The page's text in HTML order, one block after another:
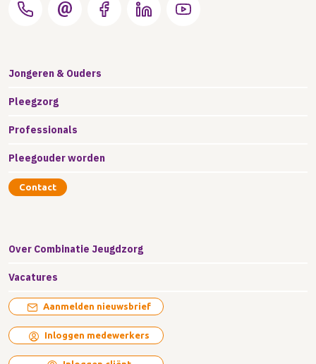
Jongeren & Ouders
Pleegzorg
Professionals
Pleegouder worden
Contact
Over Combinatie Jeugdzorg
Vacatures
Aanmelden nieuwsbrief
Inloggen medewerkers